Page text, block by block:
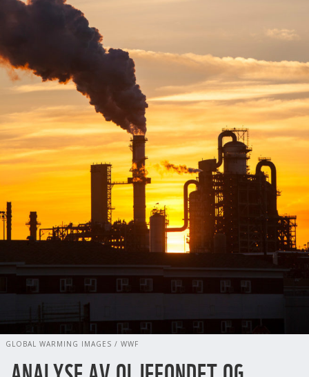
GLOBAL WARMING IMAGES / WWF